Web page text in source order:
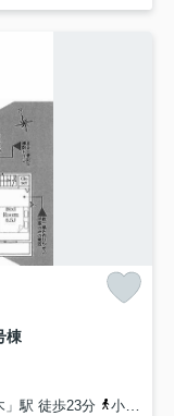
棟
」駅 徒歩23分 小田急小田原線「厚木」駅 徒歩23分